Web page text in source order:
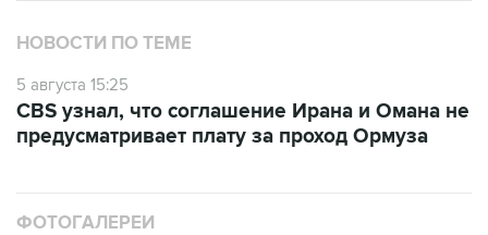
НОВОСТИ ПО ТЕМЕ
5 августа 15:25
CBS узнал, что соглашение Ирана и Омана не
предусматривает плату за проход Ормуза
ФОТОГАЛЕРЕИ